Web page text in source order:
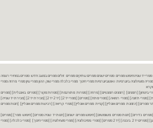
ספרים יד שניה ספרים משומשים ספרים חדשים ספרים יד 2 מכירת ספרים יד שניה ספרי יד שניהחיפוש ספרים ספרים ישנים ספרים עתיקים ספרים זולים ספרים במצב חדש ספרים במחירי רצפה
במבצע ספרים יד 2 ברמת גן ספרים יד 2 ביבנה יד 2 ספרים ספרי פסיכולוגיה ספריה סוציולוגיה ביוגרפיות ו אוטוביוגרפיות ספרי חינוך ספרי כלכלה ספרי שוק ההון ספרי עיון ספרי פרוזה ספרי
ביטחון] [רומנים] [רומנים רומנטיים] [פרוזה] [ספרות מתורגמת] [ספרות מקור] [ספרים באנגלית] [ספרים
חדשים מהחנות] [ספרים מומלצים] [ספרי בישול] [ספרי עידן חדש] [ספרי עסקים] [ספרי מורשת] [מחזות] [ספרי שירה] [ספרי בריאות] [ספרי תזונה] [ספרי רפואה] [ספרי מתח] [ספרים] [ספרי יד 2[ [יד 2 יד 2[ [מכירת יד 2[ [מכירת יד שנייה]
יד 2[ [ספר] [ספרים יד 2[ [הזמנת ספרים] [יד 2 ספרים] [ספרים בזול] [אתר ספרים] [הזמנת ספרים אונליין] [קניית ספרים אונליין] [ספרי קריאה] [רכישת ספרים אונליין] [חנות ספרים
נדירים] [חנות ספרים משומשים] [חיפוש ספרים ישנים] [חנות יד שניה ספרים] [חיפוש ספר] [ספרים]
[חנות ספרים זולים] [ספרים חדשים] [ספרים במחירי רצפה] [ספרים במשלוח חינם] [ספרים במשלוח עד הבית] [ספרים יד 2 ברמת גן] [ספרים יד 2 ביבנה] [יד 2 ספרים] [ספרי פסיכולוגיה] [ספרי סוציולוגיה] [ספרי חינוך] [ספרי כלכלה] [ספרי